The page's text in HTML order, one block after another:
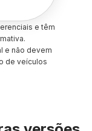
e têm
e não devem
de veículos